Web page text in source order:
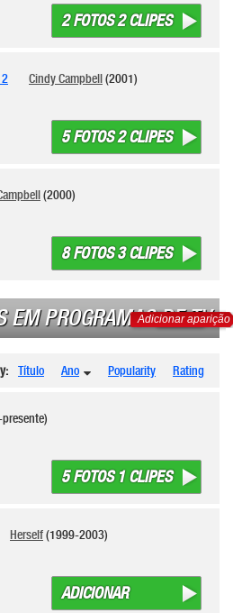
2 FOTOS 2 CLIPES
2 Cindy Campbell(2001)
5 FOTOS 2 CLIPES
(2000)
8 FOTOS 3 CLIPES
EM PROGRAMAS DE TV
Adicionar aparição
Título Ano Popularity Rating
5 FOTOS 1 CLIPES
Herself(1999-2003)
ADICIONAR